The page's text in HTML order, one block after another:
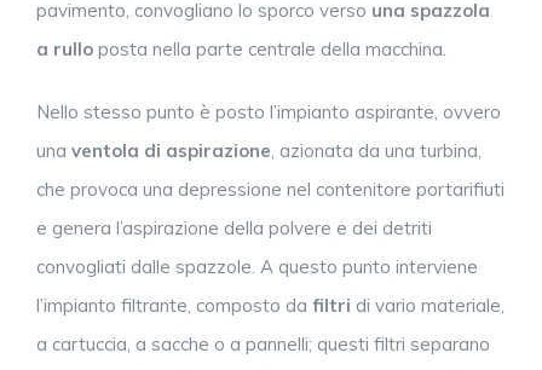
pavimento, convogliano lo sporco verso una spazzola
a rullo posta nella parte centrale della macchina.
Nello stesso punto è posto l’impianto aspirante, ovvero
una ventola di aspirazione, azionata da una turbina,
che provoca una depressione nel contenitore portarifiuti
e genera l’aspirazione della polvere e dei detriti
convogliati dalle spazzole. A questo punto interviene
l’impianto filtrante, composto da filtri di vario materiale,
a cartuccia, a sacche o a pannelli; questi filtri separano